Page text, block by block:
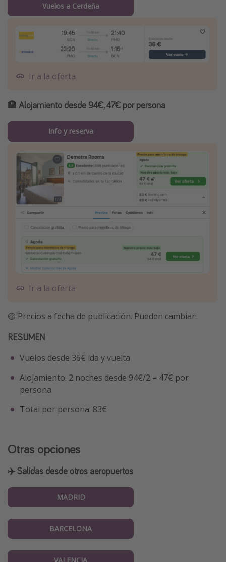
Vuelos a Cerdeña
Ir a la oferta
🏨 Alojamiento desde 94€, 47€ por persona
Info y reserva
Ir a la oferta
🟡 Precios a fecha de publicación. Pueden cambiar.
RESUMEN
Vuelos desde 36€ ida y vuelta
Alojamiento: 2 noches desde 94€/2 = 47€ por
persona
Total por persona: 83€
Otras opciones
✈️ Salidas desde otros aeropuertos
MADRID
BARCELONA
VALENCIA